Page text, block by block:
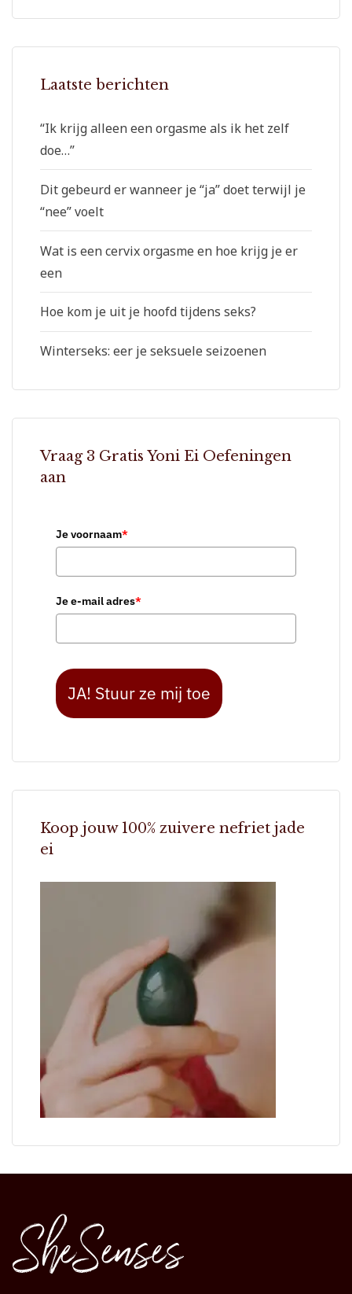
Laatste berichten
“Ik krijg alleen een orgasme als ik het zelf
doe…”
Dit gebeurd er wanneer je “ja” doet terwijl je
“nee” voelt
Wat is een cervix orgasme en hoe krijg je er
een
Hoe kom je uit je hoofd tijdens seks?
Winterseks: eer je seksuele seizoenen
Vraag 3 Gratis Yoni Ei Oefeningen
aan
Je voornaam*
Je e-mail adres*
JA! Stuur ze mij toe
Koop jouw 100% zuivere nefriet jade
ei